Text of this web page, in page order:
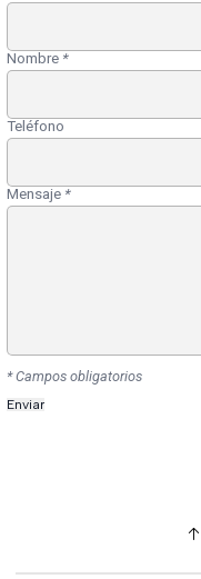
Nombre *
Teléfono
Mensaje *
* Campos obligatorios